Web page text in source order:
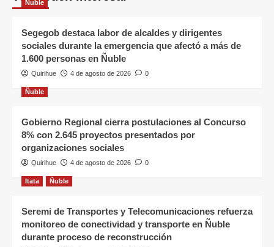
Ñuble
Segegob destaca labor de alcaldes y dirigentes
sociales durante la emergencia que afectó a más de
1.600 personas en Ñuble
Quirihue 4 de agosto de 2026 0
Ñuble
Gobierno Regional cierra postulaciones al Concurso
8% con 2.645 proyectos presentados por
organizaciones sociales
Quirihue 4 de agosto de 2026 0
Itata Ñuble
Seremi de Transportes y Telecomunicaciones refuerza
monitoreo de conectividad y transporte en Ñuble
durante proceso de reconstrucción